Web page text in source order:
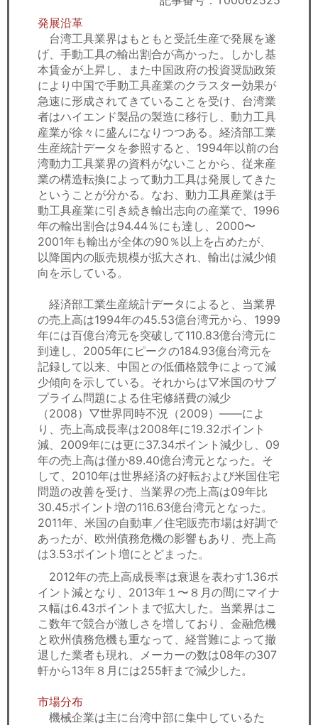
経済ニュース
労務顧問
ＩＴ
飲食店情報
発展沿革
台湾工具業界はもともと受託生産で発展を遂
げ、手動工具の輸出割合が高かった。しかし基
本賃金が上昇し、また中国政府の投資奨励政策
により中国で手動工具産業のクラスター効果が
急速に形成されてきていることを受け、台湾業
者はハイエンド製品の製造に移行し、動力工具
産業が徐々に盛んになりつつある。経済部工業
生産統計データを参照すると、1994年以前の台
湾動力工具業界の資料がないことから、従来産
業の構造転換によって動力工具は発展してきた
ということが分かる。なお、動力工具産業は手
動工具産業に引き続き輸出志向の産業で、1996
年の輸出割合は94.44％にも達し、2000〜
2001年も輸出が全体の90％以上を占めたが、
以降国内の販売規模が拡大され、輸出は減少傾
向を示している。
経済部工業生産統計データによると、当業界
の売上高は1994年の45.53億台湾元から、1999
年には百億台湾元を突破して110.83億台湾元に
到達し、2005年にピークの184.93億台湾元を
記録して以来、中国との低価格競争によって減
少傾向を示している。それからは▽米国のサブ
プライム問題による住宅修繕費の減少
（2008）▽世界同時不況（2009）——によ
り、売上高成長率は2008年に19.32ポイント
減、2009年には更に37.34ポイント減少し、09
年の売上高は僅か89.40億台湾元となった。そ
して、2010年は世界経済の好転および米国住宅
問題の改善を受け、当業界の売上高は09年比
30.45ポイント増の116.63億台湾元となった。
2011年、米国の自動車／住宅販売市場は好調で
あったが、欧州債務危機の影響もあり、売上高
は3.53ポイント増にとどまった。
2012年の売上高成長率は衰退を表わす1.36ポ
イント減となり、2013年１〜８月の間にマイナ
ス幅は6.43ポイントまで拡大した。当業界はこ
こ数年で競合が激しさを増しており、金融危機
と欧州債務危機も重なって、経営難によって撤
退した業者も現れ、メーカーの数は08年の307
軒から13年８月には255軒まで減少した。
市場分布
機械企業は主に台湾中部に集中しているた